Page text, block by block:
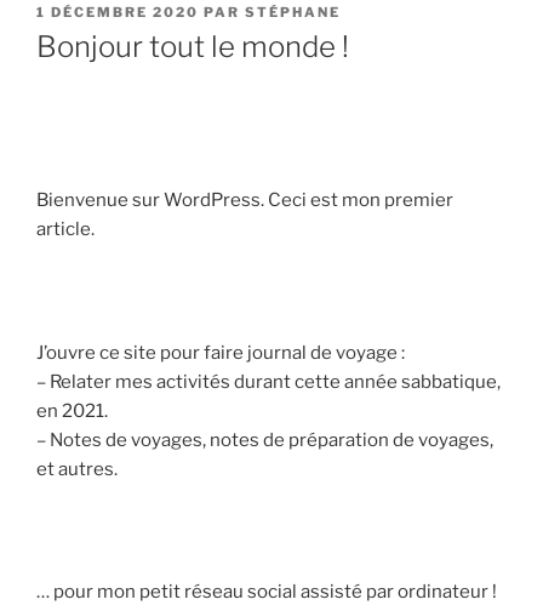
PUBLIÉ
LE
1 DÉCEMBRE 2020 PAR STÉPHANE
Bonjour tout le monde !
Bienvenue sur WordPress. Ceci est mon premier
article.
J’ouvre ce site pour faire journal de voyage :
– Relater mes activités durant cette année sabbatique,
en 2021.
– Notes de voyages, notes de préparation de voyages,
et autres.
… pour mon petit réseau social assisté par ordinateur !